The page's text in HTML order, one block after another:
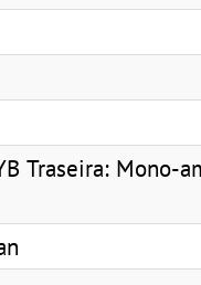
Traseira: Mono-